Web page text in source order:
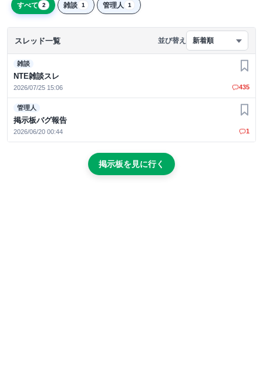
すべて 2 雑談 1 管理人 1
スレッド一覧 並び替え 新着順
雑談
NTE雑談スレ
2026/07/25 15:06
お気
435
管理人
掲示板バグ報告
2026/06/20 00:44
お気
1
掲示板を見に行く